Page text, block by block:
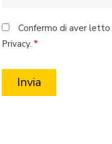
Confermo di aver
Privacy.